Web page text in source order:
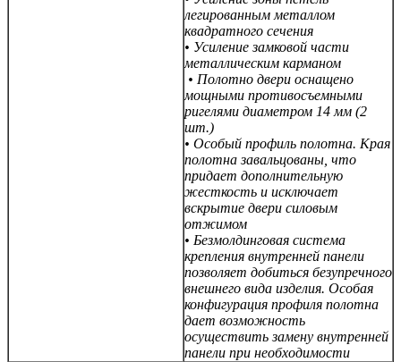
легированным металлом
квадратного сечения
• Усиление замковой части
металлическим карманом
• Полотно двери оснащено
мощными противосъемными
ригелями диаметром 14 мм (2
шт.)
• Особый профиль полотна. Края
полотна завальцованы, что
придает дополнительную
жесткость и исключает
вскрытие двери силовым
отжимом
• Безмолдинговая система
крепления внутренней панели
позволяет добиться безупречного
внешнего вида изделия. Особая
конфигурация профиля полотна
дает возможность
осуществить замену внутренней
панели при необходимости